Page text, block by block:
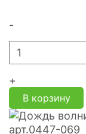
-
+
В корзину